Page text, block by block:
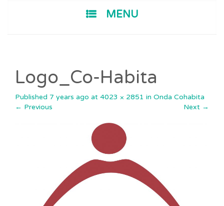
MENU
Logo_Co-Habita
Published 7 years ago at 4023 × 2851 in Onda Cohabita
← Previous Next →